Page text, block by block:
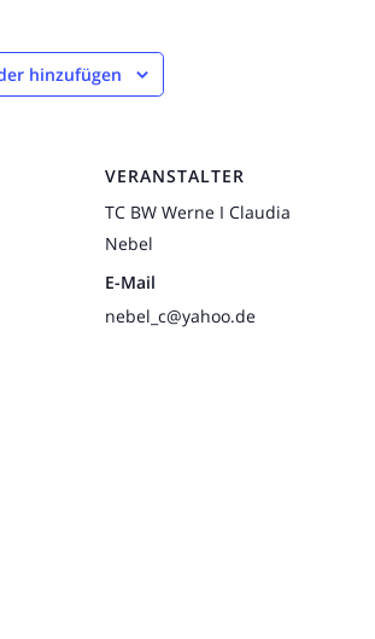
hinzufügen
VERANSTALTER
TC BW Werne I Claudia
Nebel
E-Mail
nebel_c@yahoo.de